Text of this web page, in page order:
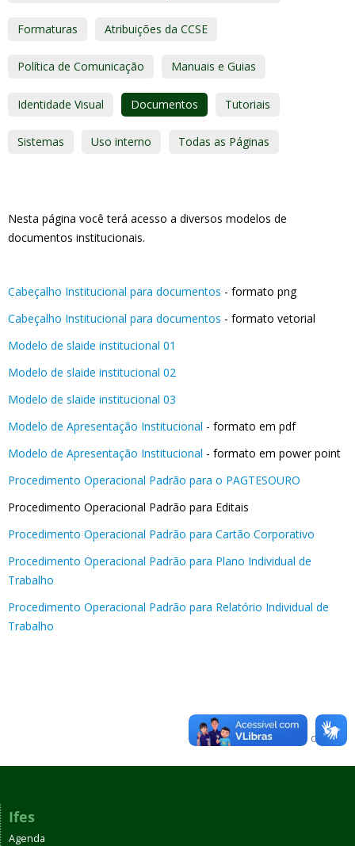
Formaturas Atribuições da CCSE
Política de Comunicação Manuais e Guias
Identidade Visual Documentos Tutoriais
Sistemas Uso interno Todas as Páginas
Nesta página você terá acesso a diversos modelos de
documentos institucionais.
Cabeçalho Institucional para documentos - formato png
Cabeçalho Institucional para documentos - formato vetorial
Modelo de slaide institucional 01
Modelo de slaide institucional 02
Modelo de slaide institucional 03
Modelo de Apresentação Institucional - formato em pdf
Modelo de Apresentação Institucional - formato em power point
Procedimento Operacional Padrão para o PAGTESOURO
Procedimento Operacional Padrão para Editais
Procedimento Operacional Padrão para Cartão Corporativo
Procedimento Operacional Padrão para Plano Individual de
Trabalho
Procedimento Operacional Padrão para Relatório Individual de
Trabalho
Voltar para o topo
Ifes
Agenda